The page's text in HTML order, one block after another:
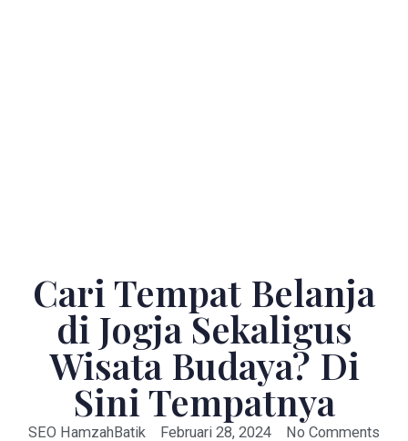
Cari Tempat Belanja
di Jogja Sekaligus
Wisata Budaya? Di
Sini Tempatnya
SEO HamzahBatik Februari 28, 2024 No Comments